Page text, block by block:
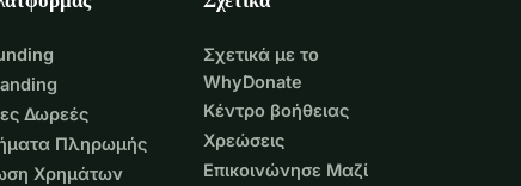
Δωρεές
Πληρωμής
Χρημάτων
Σχετικά με το
WhyDonate
Κέντρο βοήθειας
Χρεώσεις
Επικοινώνησε Μαζί